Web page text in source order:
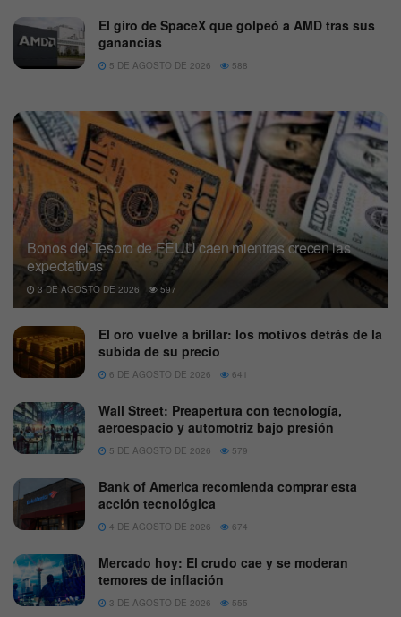
El giro de SpaceX que golpeó a AMD tras sus
ganancias
5 DE AGOSTO DE 2026 588
Bonos del Tesoro de EEUU caen mientras crecen las
expectativas
3 DE AGOSTO DE 2026 597
El oro vuelve a brillar: los motivos detrás de la
subida de su precio
6 DE AGOSTO DE 2026 641
Wall Street: Preapertura con tecnología,
aeroespacio y automotriz bajo presión
5 DE AGOSTO DE 2026 579
Bank of America recomienda comprar esta
acción tecnológica
4 DE AGOSTO DE 2026 674
Mercado hoy: El crudo cae y se moderan
temores de inflación
3 DE AGOSTO DE 2026 555